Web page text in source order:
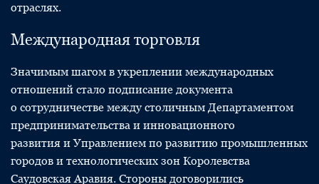
отраслях.
Международная торговля
Значимым шагом в укреплении международных
отношений стало подписание документа
о сотрудничестве между столичным Департаментом
предпринимательства и инновационного
развития и Управлением по развитию промышленных
городов и технологических зон Королевства
Саудовская Аравия. Стороны договорились